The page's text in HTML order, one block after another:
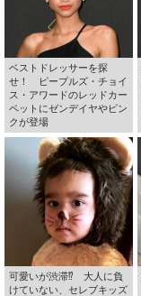
ベストドレッサーを探
せ！ ピープルズ・チョイ
ス・アワードのレッドカー
ペットにゼンデイヤやピン
クが登場
可愛いが渋滞⁉ 大人に負
けていない、セレブキッズ